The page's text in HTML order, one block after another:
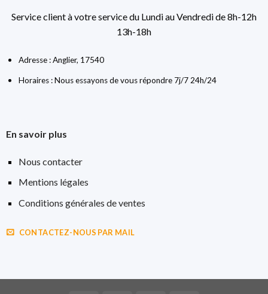
Service client à votre service du Lundi au Vendredi de 8h-12h
13h-18h
Adresse : Anglier, 17540
Horaires : Nous essayons de vous répondre 7j/7 24h/24
En savoir plus
Nous contacter
Mentions légales
Conditions générales de ventes
CONTACTEZ-NOUS PAR MAIL